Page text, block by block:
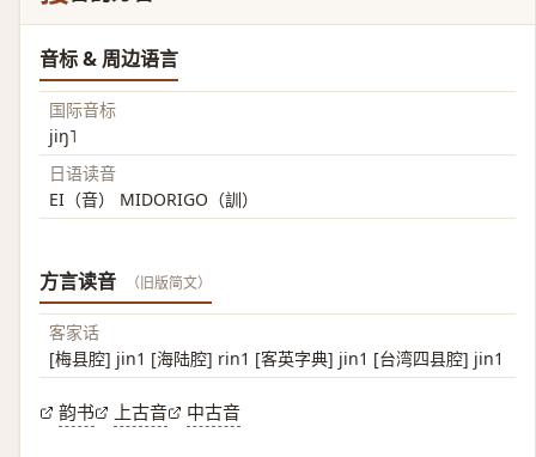
音标 & 周边语言
国际音标
jiŋ˥
日语读音
EI（音） MIDORIGO（訓）
方言读音 （旧版简文）
客家话
[梅县腔] jin1 [海陆腔] rin1 [客英字典] jin1 [台湾四县腔] jin1
韵书 上古音 中古音